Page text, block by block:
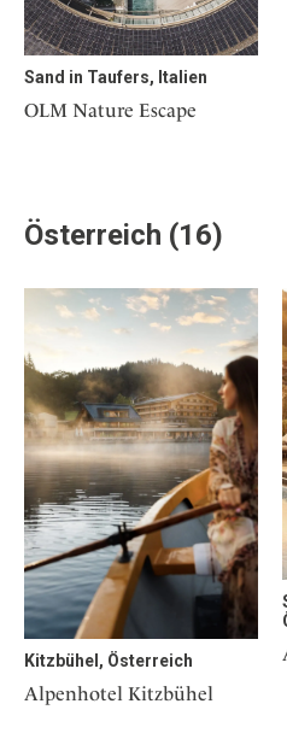
Sand in Taufers, Italien
OLM Nature Escape
Österreich (16)
Kitzbühel, Österreich
Alpenhotel Kitzbühel